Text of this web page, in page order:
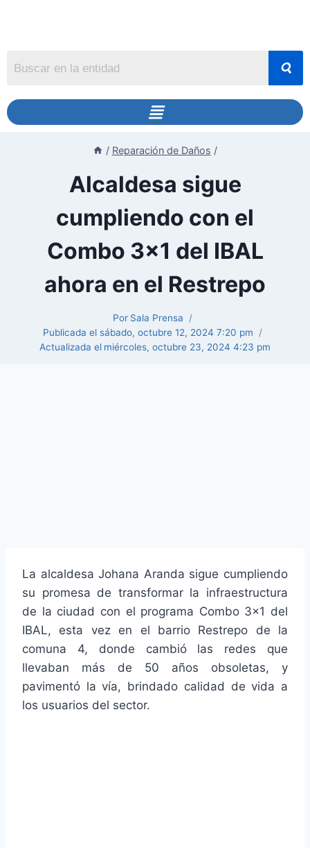
/ Reparación de Daños /
Alcaldesa sigue
cumpliendo con el
Combo 3×1 del IBAL
ahora en el Restrepo
Por Sala Prensa
Publicada el sábado, octubre 12, 2024 7:20 pm
Actualizada el miércoles, octubre 23, 2024 4:23 pm
La alcaldesa Johana Aranda sigue cumpliendo
su promesa de transformar la infraestructura
de la ciudad con el programa Combo 3×1 del
IBAL, esta vez en el barrio Restrepo de la
comuna 4, donde cambió las redes que
llevaban más de 50 años obsoletas, y
pavimentó la vía, brindado calidad de vida a
los usuarios del sector.